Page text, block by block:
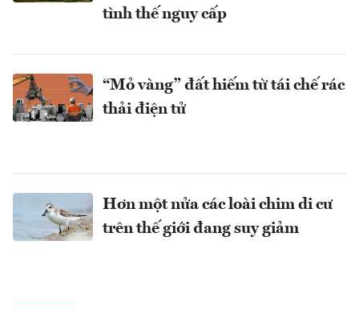
tình thế nguy cấp
“Mỏ vàng” đất hiếm từ tái chế rác
thải điện tử
Hơn một nửa các loài chim di cư
trên thế giới đang suy giảm